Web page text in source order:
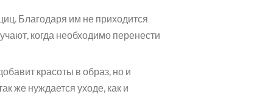
Благодаря им не приходится
когда необходимо перенести
красоты в образ, но и
же нуждается уходе, как и